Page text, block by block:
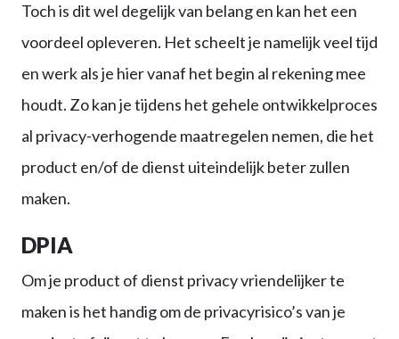
Toch is dit wel degelijk van belang en kan het een
voordeel opleveren. Het scheelt je namelijk veel tijd
en werk als je hier vanaf het begin al rekening mee
houdt. Zo kan je tijdens het gehele ontwikkelproces
al privacy-verhogende maatregelen nemen, die het
product en/of de dienst uiteindelijk beter zullen
maken.
DPIA
Om je product of dienst privacy vriendelijker te
maken is het handig om de privacyrisico’s van je